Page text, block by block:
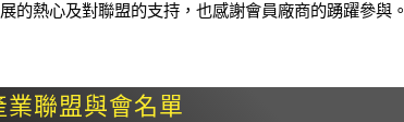
的熱心及對聯盟的支持 ， 也感謝會員廠商的踴躍參與。
聯盟與會名單